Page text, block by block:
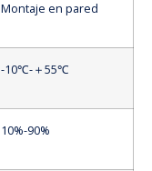
Montaje en pared
-10℃-＋55℃
10%-90%